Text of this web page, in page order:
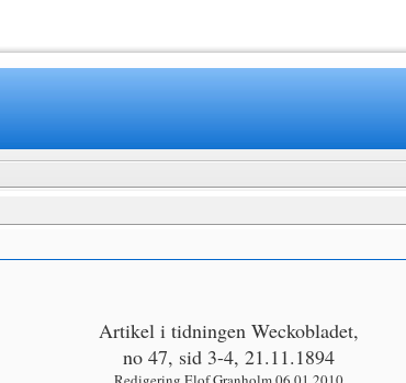
Artikel i tidningen Weckobladet,
no 47, sid 3-4, 21.11.1894